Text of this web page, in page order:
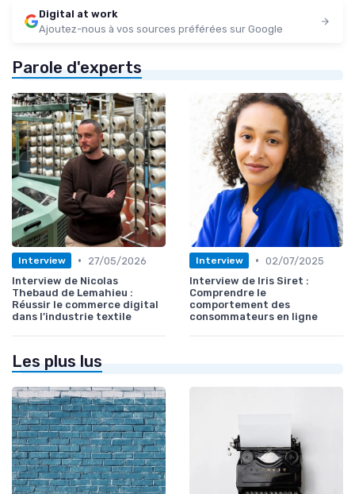
Digital at work
Ajoutez-nous à vos sources préférées sur Google
Parole d'experts
Interview •
27/05/2026
Interview de Nicolas
Thebaud de Lemahieu :
Réussir le commerce digital
dans l’industrie textile
Interview • 02/07/2025
Interview de Iris Siret :
Comprendre le
comportement des
consommateurs en ligne
Les plus lus